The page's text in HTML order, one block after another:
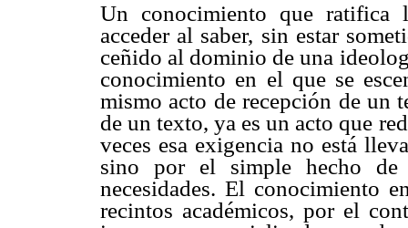
Un conocimiento que ratifica
acceder al saber, sin estar
ceñido al dominio de una
conocimiento en el que se
mismo acto de recepción de un
de un texto, ya es un acto que
veces esa exigencia no está
sino por el simple hecho de
necesidades. El conocimiento
recintos académicos, por el